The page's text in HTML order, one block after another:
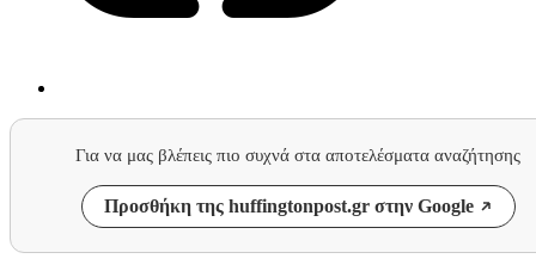
Για να μας βλέπεις πιο συχνά στα αποτελέσματα αναζήτησης
Προσθήκη της huffingtonpost.gr στην Google